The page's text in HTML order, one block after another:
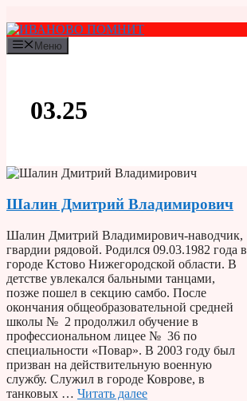
к
содержимому
Меню
03.25
Шалин Дмитрий Владимирович
Шалин Дмитрий Владимирович-наводчик,
гвардии рядовой. Родился 09.03.1982 года в
городе Кстово Нижегородской области. В
детстве увлекался бальными танцами,
позже пошел в секцию самбо. После
окончания общеобразовательной средней
школы № 2 продолжил обучение в
профессиональном лицее № 36 по
специальности «Повар». В 2003 году был
призван на действительную военную
службу. Служил в городе Коврове, в
танковых … Читать далее